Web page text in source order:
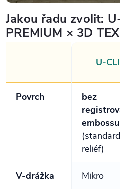
Jakou řadu zvolit:
PREMIUM × 3D TEX
U-
Povrch
bez
embossu
reliéf)
V-drážka Mikro